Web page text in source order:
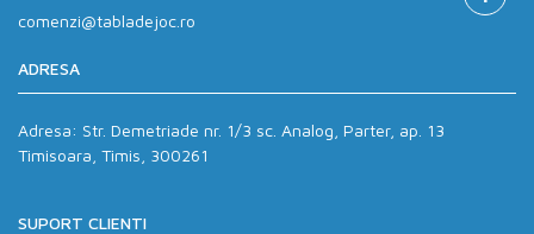
comenzi@tabladejoc.ro
ADRESA
Adresa: Str. Demetriade nr. 1/3 sc. Analog, Parter, ap. 13
Timisoara, Timis, 300261
SUPORT CLIENTI